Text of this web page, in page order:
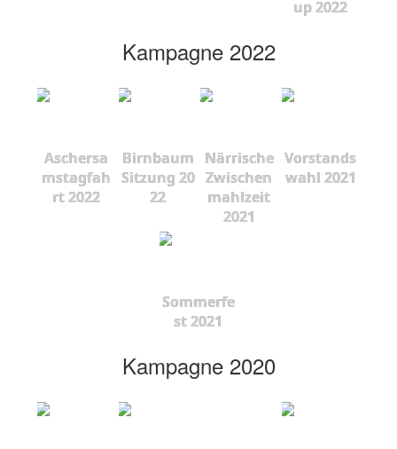
up 2022
Kampagne 2022
Aschersa
mstagfah
rt 2022
Birnbaum
Sitzung 20
22
Närrische
Zwischen
mahlzeit
2021
Vorstands
wahl 2021
Sommerfe
st 2021
Kampagne 2020